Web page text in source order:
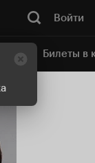
Войти
Билеты в